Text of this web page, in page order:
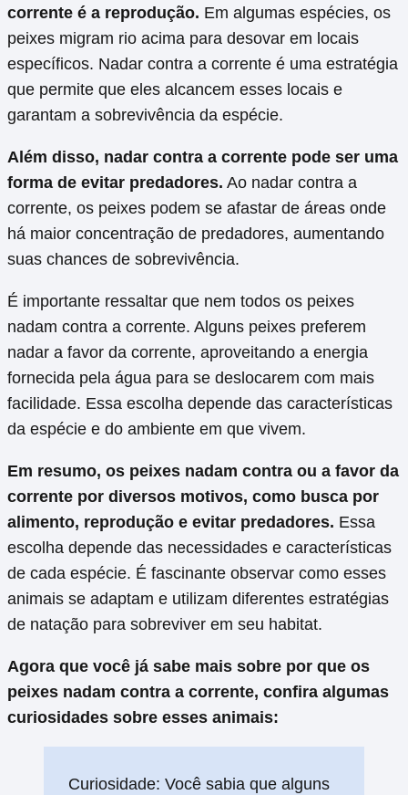
corrente é a reprodução. Em algumas espécies, os
peixes migram rio acima para desovar em locais
específicos. Nadar contra a corrente é uma estratégia
que permite que eles alcancem esses locais e
garantam a sobrevivência da espécie.
Além disso, nadar contra a corrente pode ser uma
forma de evitar predadores. Ao nadar contra a
corrente, os peixes podem se afastar de áreas onde
há maior concentração de predadores, aumentando
suas chances de sobrevivência.
É importante ressaltar que nem todos os peixes
nadam contra a corrente. Alguns peixes preferem
nadar a favor da corrente, aproveitando a energia
fornecida pela água para se deslocarem com mais
facilidade. Essa escolha depende das características
da espécie e do ambiente em que vivem.
Em resumo, os peixes nadam contra ou a favor da
corrente por diversos motivos, como busca por
alimento, reprodução e evitar predadores. Essa
escolha depende das necessidades e características
de cada espécie. É fascinante observar como esses
animais se adaptam e utilizam diferentes estratégias
de natação para sobreviver em seu habitat.
Agora que você já sabe mais sobre por que os
peixes nadam contra a corrente, confira algumas
curiosidades sobre esses animais:
Curiosidade: Você sabia que alguns